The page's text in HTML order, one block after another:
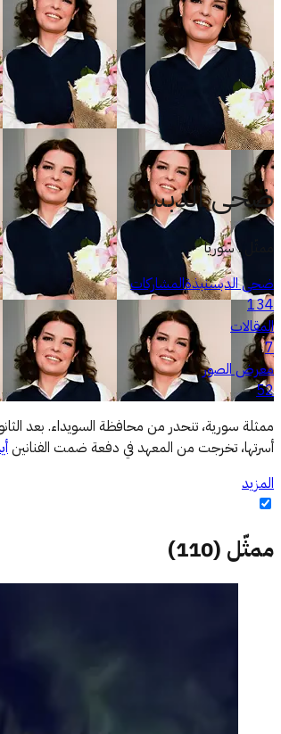
ضحى الدبس
ممثّل . سوريا
ضحى الدبسنبذةالمشاركات
134
المقالات
7
معرض الصور
52
ممثلة سورية، تنحدر من محافظة السويداء. بعد
أسرتها، تخرجت من المعهد في دفعة ضمت الفنانين
المزيد
ممثّل (
110
)